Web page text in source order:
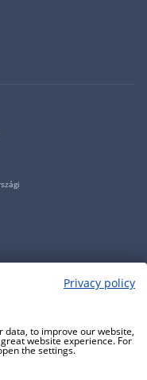
Privacy policy
data, to improve our website,
website experience. For
the settings.